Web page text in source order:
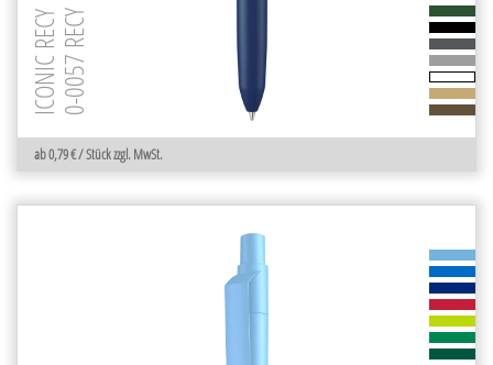
ab 0,79 € / Stück zzgl. MwSt.
ICONIC RECY0-0057 RECY